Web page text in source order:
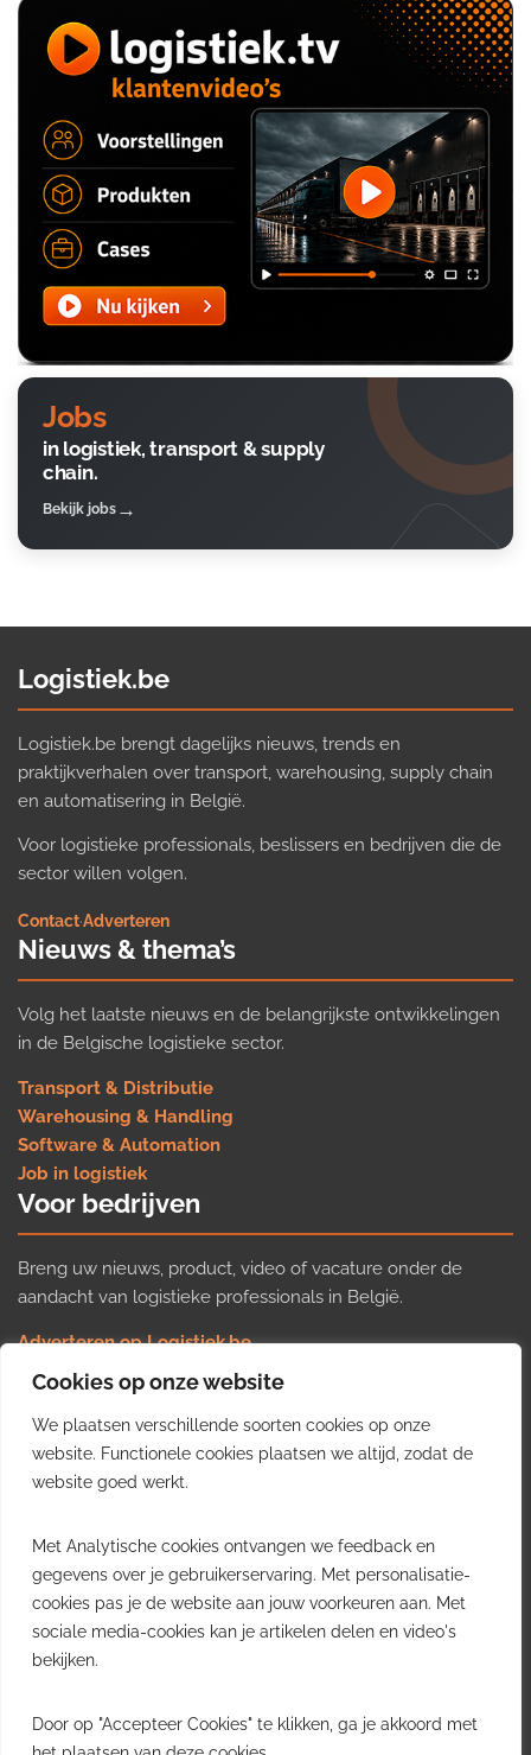
Cookies op onze website
We plaatsen verschillende soorten cookies op onze
website. Functionele cookies plaatsen we altijd, zodat de
website goed werkt.
Met Analytische cookies ontvangen we feedback en
gegevens over je gebruikerservaring. Met personalisatie-
cookies pas je de website aan jouw voorkeuren aan. Met
sociale media-cookies kan je artikelen delen en video's
bekijken.
Door op "Accepteer Cookies" te klikken, ga je akkoord met
Jobs
in logistiek, transport & supply
chain.
Bekijk jobs
Logistiek.be
Logistiek.be brengt dagelijks nieuws, trends en
praktijkverhalen over transport, warehousing, supply chain
en automatisering in België.
Voor logistieke professionals, beslissers en bedrijven die de
sector willen volgen.
Contact·Adverteren
Nieuws & thema’s
Volg het laatste nieuws en de belangrijkste ontwikkelingen
in de Belgische logistieke sector.
Transport & Distributie
Warehousing & Handling
Software & Automation
Job in logistiek
Voor bedrijven
Breng uw nieuws, product, video of vacature onder de
aandacht van logistieke professionals in België.
Adverteren op Logistiek.be
Nieuws insturen
Uw video op Logistiek.TV
Job plaatsen
Gratis wekelijkse update
inzichten uit de Belgische logistieke sector in uw inbox.
Ontvang je gratis
wekelijkse update